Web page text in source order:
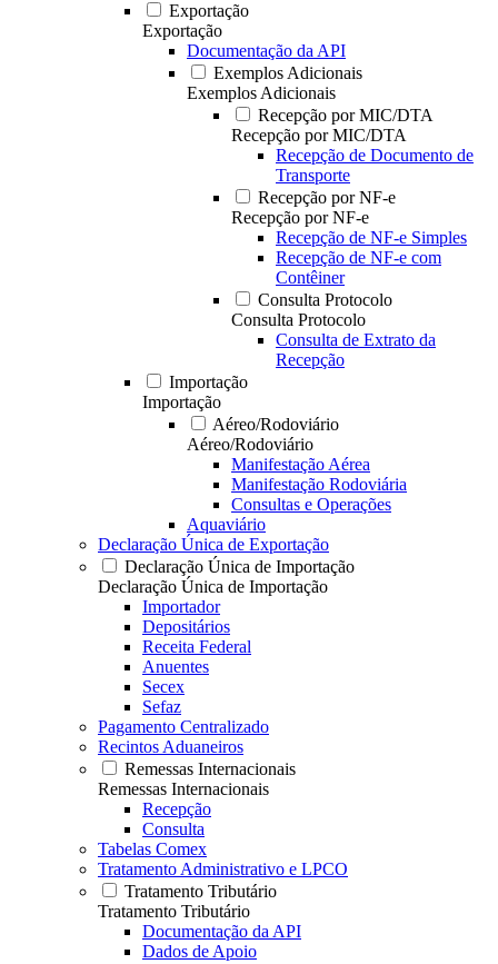
Exportação
Exportação
Documentação da API
Exemplos Adicionais
Exemplos Adicionais
Recepção por MIC/DTA
Recepção por MIC/DTA
Recepção de Documento de
Transporte
Recepção por NF-e
Recepção por NF-e
Recepção de NF-e Simples
Recepção de NF-e com
Contêiner
Consulta Protocolo
Consulta Protocolo
Consulta de Extrato da
Recepção
Importação
Importação
Aéreo/Rodoviário
Aéreo/Rodoviário
Manifestação Aérea
Manifestação Rodoviária
Consultas e Operações
Aquaviário
Declaração Única de Exportação
Declaração Única de Importação
Declaração Única de Importação
Importador
Depositários
Receita Federal
Anuentes
Secex
Sefaz
Pagamento Centralizado
Recintos Aduaneiros
Remessas Internacionais
Remessas Internacionais
Recepção
Consulta
Tabelas Comex
Tratamento Administrativo e LPCO
Tratamento Tributário
Tratamento Tributário
Documentação da API
Dados de Apoio